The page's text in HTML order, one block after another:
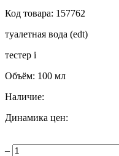
Код товара: 157762
туалетная вода (edt)
тестер i
Объём: 100 мл
Наличие:
Динамика цен:
–